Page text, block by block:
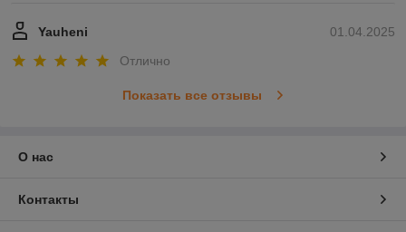
01.04.2025
Yauheni
Отлично
Показать все отзывы
О нас
Контакты